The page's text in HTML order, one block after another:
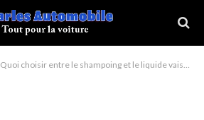
Quoi choisir entre le shampoing et le liquide vaisselle pour nettoyer sa voiture ?